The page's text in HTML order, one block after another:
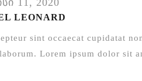
LEONARD
sint occaecat cupidatat
Lorem ipsum dolor sit